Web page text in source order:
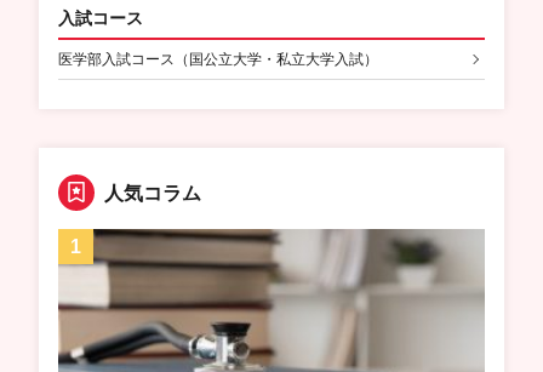
入試コース
医学部入試コース（国公立大学・私立大学入試）
人気コラム